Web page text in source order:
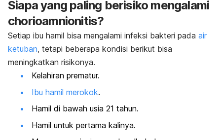
Siapa yang paling berisiko mengalami
chorioamnionitis?
Setiap ibu hamil bisa mengalami infeksi bakteri pada air
ketuban, tetapi beberapa kondisi berikut bisa
meningkatkan risikonya.
Kelahiran prematur.
Ibu hamil merokok.
Hamil di bawah usia 21 tahun.
Hamil untuk pertama kalinya.